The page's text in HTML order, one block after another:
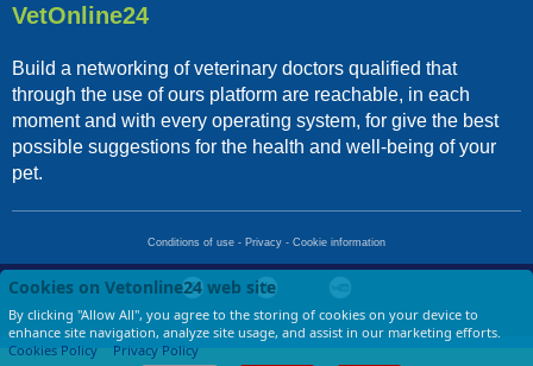
VetOnline24
Build a networking of veterinary doctors qualified that
through the use of ours platform are reachable, in each
moment and with every operating system, for give the best
possible suggestions for the health and well-being of your
pet.
Conditions of use - Privacy - Cookie information
Copyright © 2017 VetOnLine24 - di LGF srl - P.IVA 13674721009
Cookies on Vetonline24 web site
By clicking "Allow All", you agree to the storing of cookies on your device to
enhance site navigation, analyze site usage, and assist in our marketing efforts.
Cookies Policy
Privacy Policy